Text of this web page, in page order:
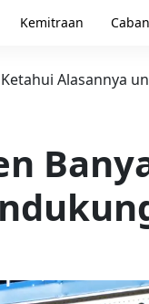
Kemitraan
Alasannya